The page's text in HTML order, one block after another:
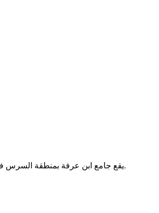
يقع جامع ابن عرفة بمنطقة السرس في تونس. يُقام فيه الصلوات الخمس والجمعة، ويخدم سكان المنطقة.